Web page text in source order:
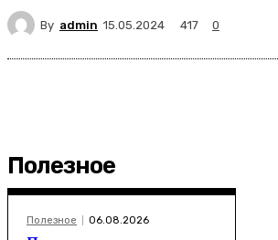
By admin 15.05.2024 417 0
Полезное
Полезное 06.08.2026